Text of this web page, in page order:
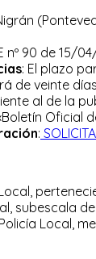
nº 90 de 15/
: El plazo
de veinte
al de la
Oficial
:
subescala
Local,